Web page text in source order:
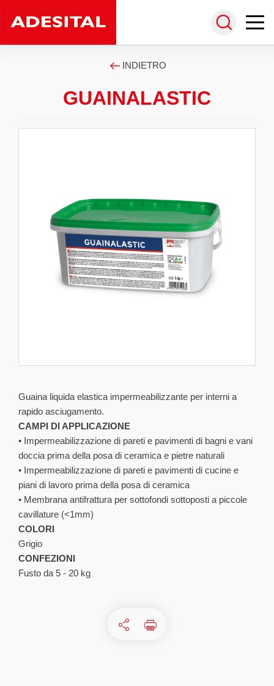
INDIETRO
GUAINALASTIC
Guaina liquida elastica impermeabilizzante per interni a
rapido asciugamento.
CAMPI DI APPLICAZIONE
• Impermeabilizzazione di pareti e pavimenti di bagni e vani
doccia prima della posa di ceramica e pietre naturali
• Impermeabilizzazione di pareti e pavimenti di cucine e
piani di lavoro prima della posa di ceramica
• Membrana antifrattura per sottofondi sottoposti a piccole
cavillature (<1mm)
COLORI
Grigio
CONFEZIONI
Fusto da 5 - 20 kg